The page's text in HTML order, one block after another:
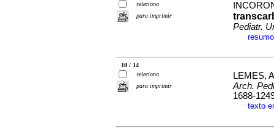
seleciona
para imprimir
Pediatr.
·
10 / 14
seleciona
para imprimir
LEMES,
Arch.
1688-
· texto